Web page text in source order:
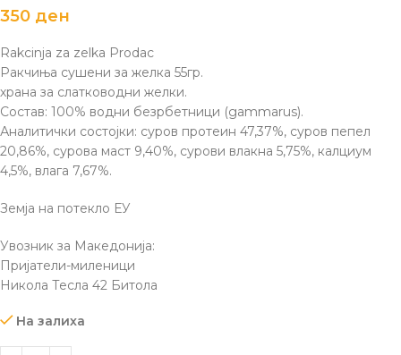
350 ден
Rakcinja za zelka Prodac
Ракчиња сушени за желка 55гр.
храна за слатководни желки.
Состав: 100% водни безрбетници (gammarus).
Аналитички состојки: суров протеин 47,37%, суров пепел
20,86%, сурова маст 9,40%, сурови влакна 5,75%, калциум
4,5%, влага 7,67%.
Земја на потекло ЕУ
Увозник за Македонија:
Пријатели-миленици
Никола Тесла 42 Битола
На залиха